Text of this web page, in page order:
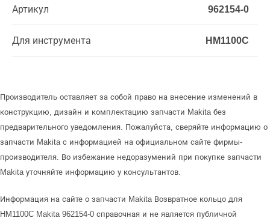
Артикул 962154-0
Для инструмента HM1100C
Производитель оставляет за собой право на внесение изменений в
конструкцию, дизайн и комплектацию запчасти Makita без
предварительного уведомления. Пожалуйста, сверяйте информацию о
запчасти Makita с информацией на официальном сайте фирмы-
производителя. Во избежание недоразумений при покупке запчасти
Makita уточняйте информацию у консультантов.
Информация на сайте о запчасти Makita Возвратное кольцо для
HM1100C Makita 962154-0 справочная и не является публичной